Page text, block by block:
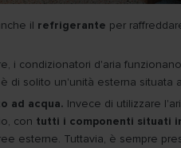
il refrigerante per
i condizionatori d'aria
di solito un'unità esterna situata
ad acqua. Invece di utilizzare
con tutti i componenti situati
esterne. Tuttavia, è sempre